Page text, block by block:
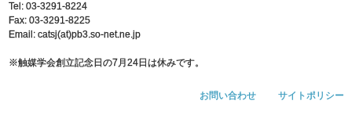
Tel: 03-3291-8224
Fax: 03-3291-8225
Email: catsj(at)pb3.so-net.ne.jp
※触媒学会創⽴記念⽇の7⽉24⽇は休みです。
お問い合わせ サイトポリシー